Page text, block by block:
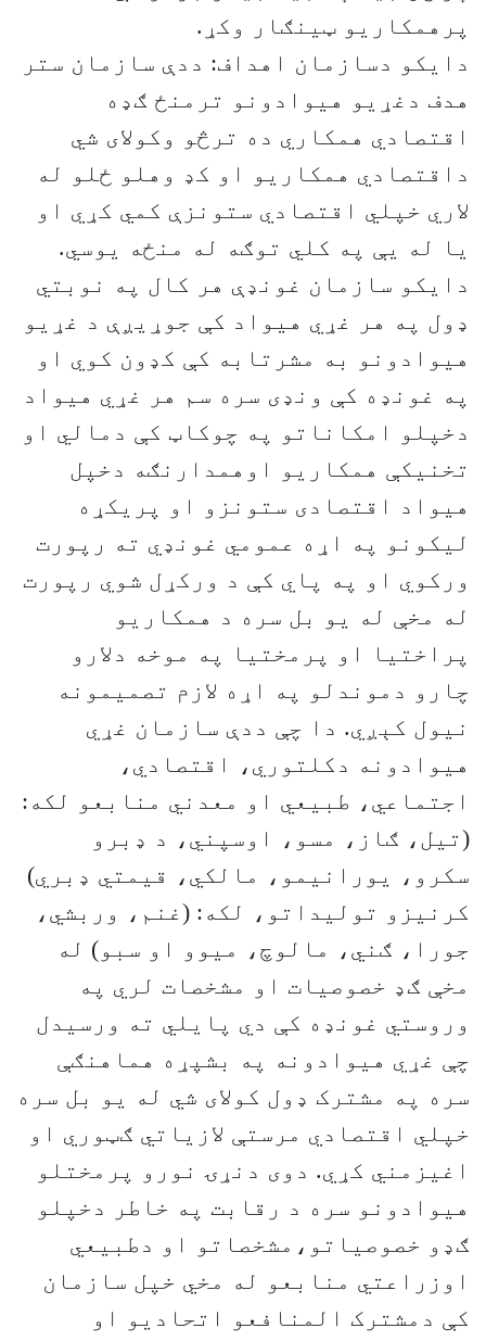
پرهمکاريو ټينګار وکړ.
دايکو دسازمان اهداف: ددې سازمان ستر
هدف دغړيو هيوادونو ترمنځ ګډه
اقتصادي همکاري ده ترڅو وکولای شي
داقتصادي همکاريو او کډ وهلو ځلو له
لاري خپلي اقتصادي ستونزې کمي کړي او
يا له يې په کلي توګه له منځه يوسي.
دايکو سازمان غونډې هر کال په نوبتي
ډول په هر غړي هيواد کې جوړيږې د غړيو
هيوادونو به مشرتابه کې کډون کوي او
په غونډه کې ونډی سره سم هر غړي هيواد
دخپلو امکاناتو په چوکاټ کې دمالي او
تخنيکې همکاريو اوهمدارنګه دخپل
هيواد اقتصادی ستونزو او پريکړه
ليکونو په اړه عمومي غونډي ته رپورت
ورکوي او په پاي کې د ورکړل شوي رپورت
له مخې له يو بل سره د همکاريو
پراختيا او پرمختيا په موخه دلارو
چارو دموندلو په اړه لازم تصميمونه
نيول کېږي. دا چې ددې سازمان غړي
هيوادونه دکلتوري، اقتصادي،
اجتماعي، طبيعي او معدني منابعو لکه:
(تيل، ګاز، مسو، اوسپني، د ډبرو
سکرو، يورانيمو، مالکي، قيمتي ډبري)
کرنيزو توليداتو، لکه: (غنم، وربشي،
جورا، ګني، مالوچ، ميوو او سبو) له
مخې ګډ خصوصيات او مشخصات لري په
وروستي غونډه کې دي پايلي ته ورسيدل
چې غړي هيوادونه په بشپړه هماهنګې
سره په مشترک ډول کولای شي له يو بل سره
خپلي اقتصادي مرستې لازياتي ګټوري او
اغيزمني کړي. دوی دنړۍ نورو پرمختلو
هيوادونو سره د رقابت په خاطر دخپلو
ګډو خصوصياتو،مشخصاتو او دطبيعي
اوزراعتي منابعو له مخي خپل سازمان
کې دمشترک المنافعو اتحاديو او